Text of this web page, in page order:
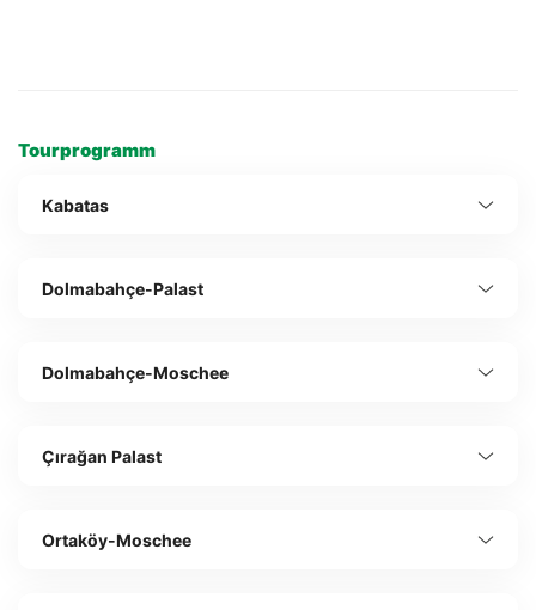
Tourprogramm
Kabatas
Dolmabahçe-Palast
Dolmabahçe-Moschee
Çırağan Palast
Ortaköy-Moschee